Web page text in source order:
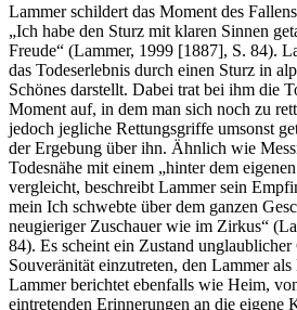
Lammer schildert das Moment des
„Ich habe den Sturz mit klaren Sinnen
Freude“ (Lammer, 1999 [1887], S. 84).
das Todeserlebnis durch einen Sturz in
Schönes darstellt. Dabei trat bei ihm die
Moment auf, in dem man sich noch zu
jedoch jegliche Rettungsgriffe umsonst
der Ergebung über ihn. Ähnlich wie
Todesnähe mit einem „hinter dem
vergleicht, beschreibt Lammer sein
mein Ich schwebte über dem ganzen
neugieriger Zuschauer wie im Zirkus“
84). Es scheint ein Zustand unglaublicher
Souveränität einzutreten, den Lammer
Lammer berichtet ebenfalls wie Heim,
eintretenden Erinnerungen an die eigene